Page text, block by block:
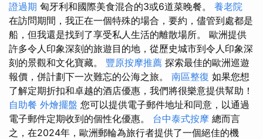
證過期 匈牙利和國際美食混合的3或6道菜晚餐。 養老院
在訪問期間，我正在一個特殊的場合，要約，儘管到處都是
船，但我還是找到了享受私人生活的離散場所。 歐洲提供
許多令人印象深刻的旅遊目的地，從歷史城市到令人印象深
刻的景觀和文化寶藏。 豐原按摩推薦 探索最佳的歐洲巡遊
報價，併計劃下一次難忘的公海之旅。 南區整復 如果您想
了解定期折扣和卓越的酒店優惠，我們將很樂意提供幫助！
自助餐 外燴擺盤 您可以提供電子郵件地址和同意，以通過
電子郵件定期收到的個性化優惠。 台中泰式按摩 總而言
之，在2024年，歐洲郵輪為旅行者提供了一個絕佳的機